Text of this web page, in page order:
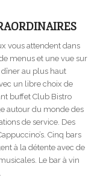
vous attendent dans
menus et une vue sur
dîner au plus haut
un libre choix de
buffet Club Bistro
autour du monde des
de service. Des
Cinq bars
à la détente avec de
Le bar à vin